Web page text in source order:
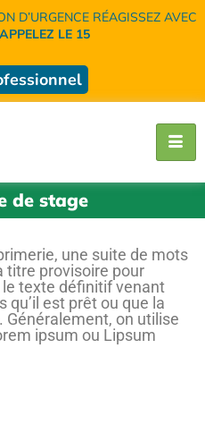
D’URGENCE RÉAGISSEZ AVEC
APPELEZ LE 15
de stage
une suite de mots
titre provisoire pour
texte définitif venant
est prêt ou que la
Généralement, on utilise
ipsum ou Lipsum